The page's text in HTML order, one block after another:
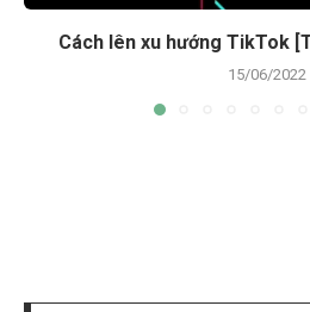
Cách lên xu hướng TikTok
15/06/2022